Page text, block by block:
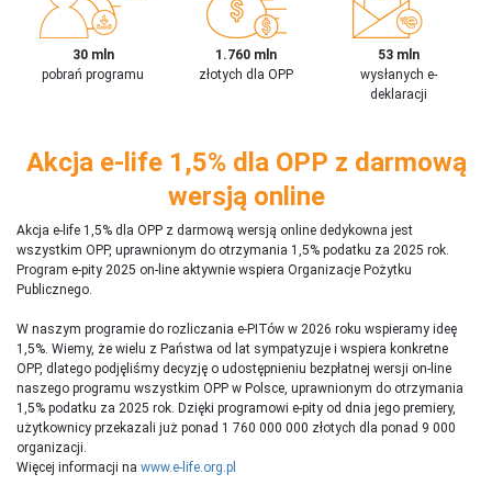
30 mln
pobrań programu
1.760 mln
złotych dla OPP
53 mln
wysłanych e-
deklaracji
Akcja e-life 1,5% dla OPP z darmową
wersją online
Akcja e-life 1,5% dla OPP z darmową wersją online dedykowna jest
wszystkim OPP, uprawnionym do otrzymania 1,5% podatku za 2025 rok.
Program e-pity 2025 on-line aktywnie wspiera Organizacje Pożytku
Publicznego.
W naszym programie do rozliczania e-PITów w 2026 roku wspieramy ideę
1,5%. Wiemy, że wielu z Państwa od lat sympatyzuje i wspiera konkretne
OPP, dlatego podjęliśmy decyzję o udostępnieniu bezpłatnej wersji on-line
naszego programu wszystkim OPP w Polsce, uprawnionym do otrzymania
1,5% podatku za 2025 rok. Dzięki programowi e-pity od dnia jego premiery,
użytkownicy przekazali już ponad 1 760 000 000 złotych dla ponad 9 000
organizacji.
Więcej informacji na www.e-life.org.pl